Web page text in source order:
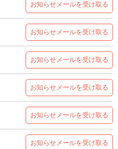
お知らせメールを受け取る
お知らせメールを受け取る
お知らせメールを受け取る
お知らせメールを受け取る
お知らせメールを受け取る
お知らせメールを受け取る